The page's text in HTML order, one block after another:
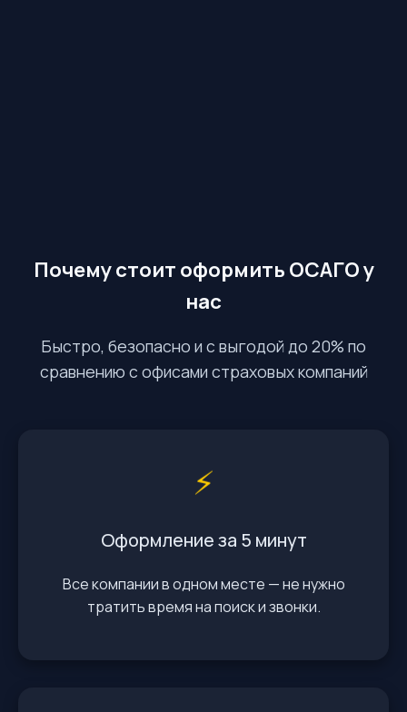
Почему стоит оформить ОСАГО у
нас
Быстро, безопасно и с выгодой до 20% по
сравнению с офисами страховых компаний
⚡️
Оформление за 5 минут
Все компании в одном месте — не нужно
тратить время на поиск и звонки.